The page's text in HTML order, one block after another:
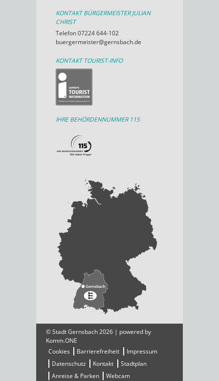
KONTAKT BÜRGERMEISTER JULIAN
CHRIST
Telefon 07224 644-102
buergermeister@gernsbach.de
KONTAKT TOURIST-INFO
IHRE BEHÖRDENNUMMER 115
© Stadt Gernsbach 2026 | powered by
Komm.ONE
Cookies
Barrierefreiheit
Impressum
Datenschutz
Kontakt
Stadtplan
Anreise & Parken
Webcam